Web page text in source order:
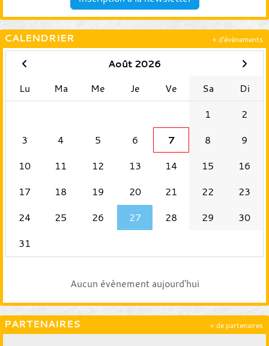
CALENDRIER
Août 2026
Lu
Ma Me Je Ve Sa
Di
1
2
3
4 5 6 7 8
9
10
11 12 13 14 15
16
17
18 19 20 21 22
23
24
25 26 27 28 29
30
31
Aucun évènement aujourd'hui
+ d'évènements
PARTENAIRES + de partenaires